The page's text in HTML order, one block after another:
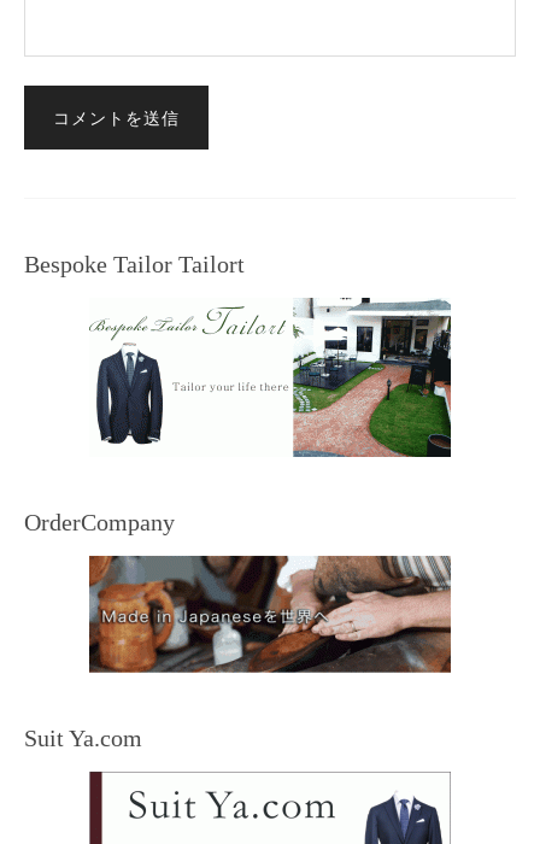
Bespoke Tailor Tailort
OrderCompany
Suit Ya.com